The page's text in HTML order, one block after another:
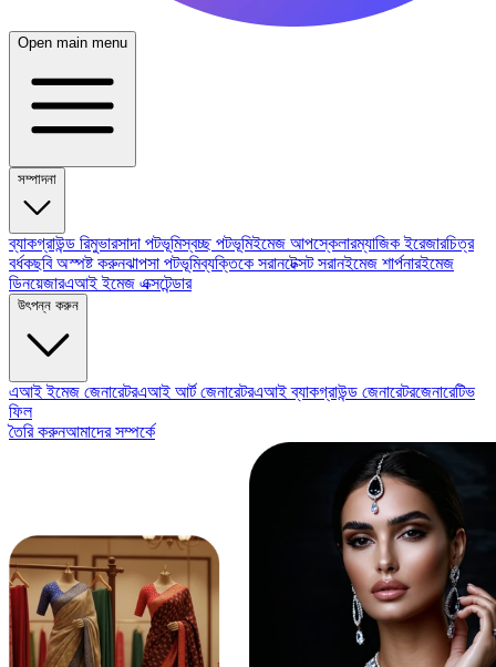
Open main menu
সম্পাদনা
ব্যাকগ্রাউন্ড রিমুভারসাদা পটভূমিস্বচ্ছ পটভূমিইমেজ আপস্কেলারম্যাজিক ইরেজারচিত্র
বর্ধকছবি অস্পষ্ট করুনঝাপসা পটভূমিব্যক্তিকে সরানটেক্সট সরানইমেজ শার্পনারইমেজ
ডিনয়েজারএআই ইমেজ এক্সটেন্ডার
উৎপন্ন করুন
এআই ইমেজ জেনারেটরএআই আর্ট জেনারেটরএআই ব্যাকগ্রাউন্ড জেনারেটরজেনারেটিভ
ফিল
তৈরি করুনআমাদের সম্পর্কে